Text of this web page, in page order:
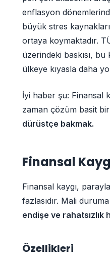
enflasyon
büyük stres kaynakları
ortaya koymaktadır.
üzerindeki baskısı, bu
ülkeye kıyasla daha
İyi haber şu: Finansal
zaman çözüm basit
dürüstçe bakmak.
Finansal
Finansal kaygı,
fazlasıdır. Mali
endişe ve rahatsızlık
Özellikleri